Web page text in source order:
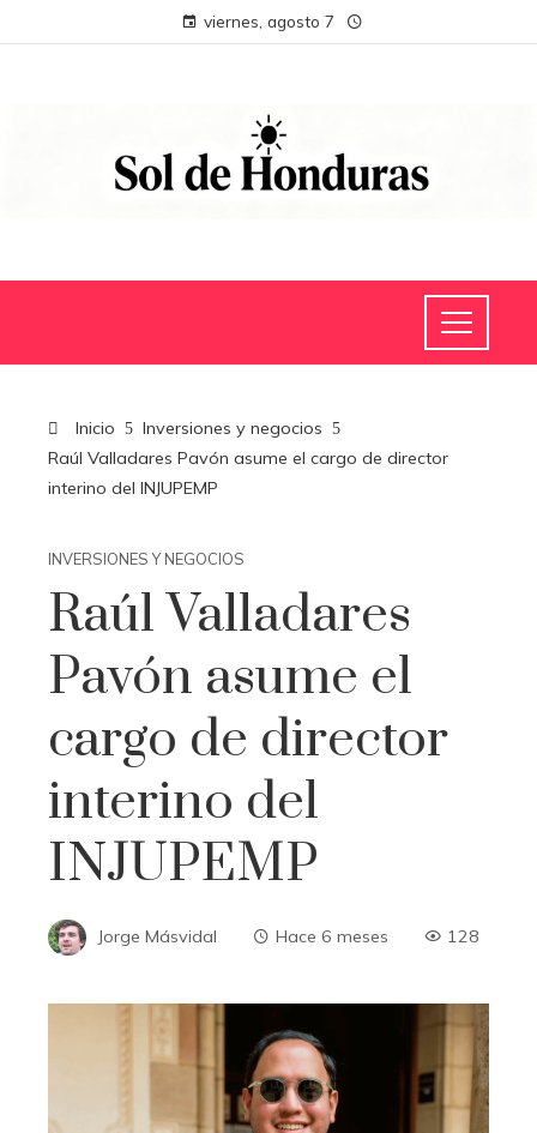
viernes, agosto 7
Inicio
Inversiones y negocios
Raúl Valladares Pavón asume el cargo de director
interino del INJUPEMP
INVERSIONES Y NEGOCIOS
Raúl Valladares
Pavón asume el
cargo de director
interino del
INJUPEMP
Jorge Másvidal Hace 6 meses 128